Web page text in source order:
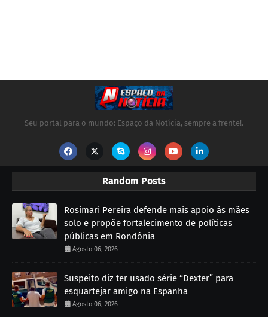
Seu portal para o mundo: Espaço da Notícia, sempre a frente!.
Random Posts
Rosimari Pereira defende mais apoio às mães
solo e propõe fortalecimento de políticas
públicas em Rondônia
Agosto 06, 2026
Suspeito diz ter usado série “Dexter” para
esquartejar amigo na Espanha
Agosto 06, 2026